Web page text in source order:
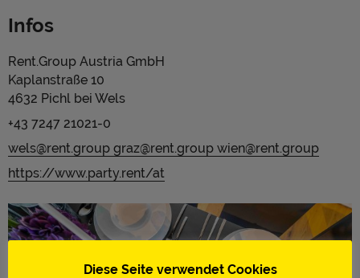
Infos
Rent.Group Austria GmbH
Kaplanstraße 10
4632 Pichl bei Wels
+43 7247 21021-0
wels@rent.group graz@rent.group wien@rent.group
https://www.party.rent/at
Diese Seite verwendet Cookies